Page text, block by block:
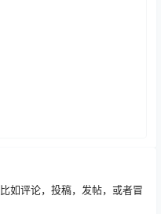
如评论，投稿，发帖，或者冒